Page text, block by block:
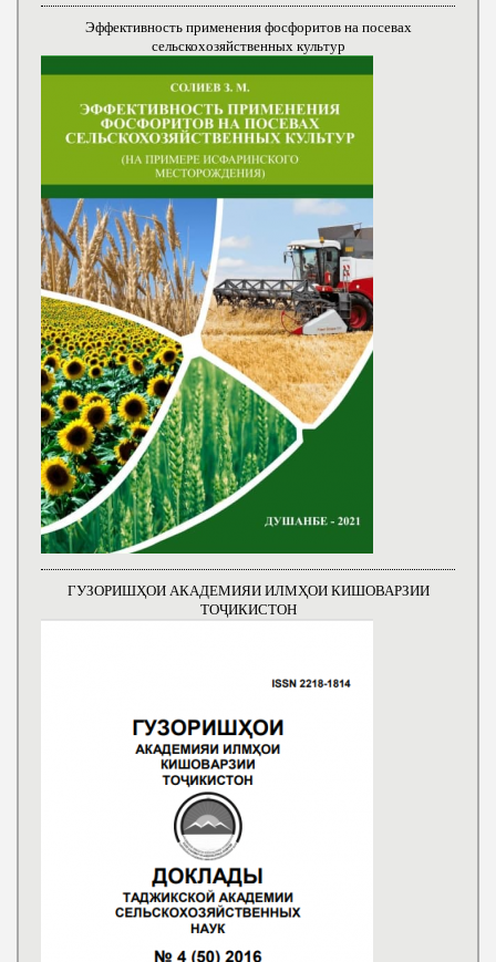
Эффективность применения фосфоритов на посевах
сельскохозяйственных культур
ГУЗОРИШҲОИ АКАДЕМИЯИ ИЛМҲОИ КИШОВАРЗИИ
ТОҶИКИСТОН